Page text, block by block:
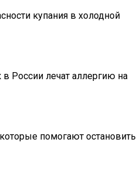
купания в холодной
России лечат аллергию на
помогают остановить